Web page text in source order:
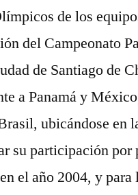
de los
del Campeonato
de Santiago de
a Panamá y
ubicándose en
su participación
el año 2004, y